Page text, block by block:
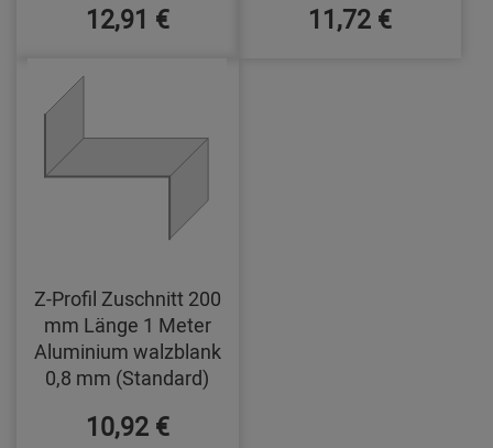
12,91 € 11,72 €
Z-Profil Zuschnitt 200
mm Länge 1 Meter
Aluminium walzblank
0,8 mm (Standard)
10,92 €